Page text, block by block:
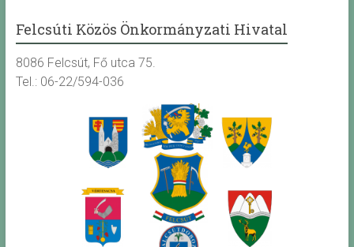
Felcsúti Közös Önkormányzati Hivatal
8086 Felcsút, Fő utca 75.
Tel.: 06-22/594-036